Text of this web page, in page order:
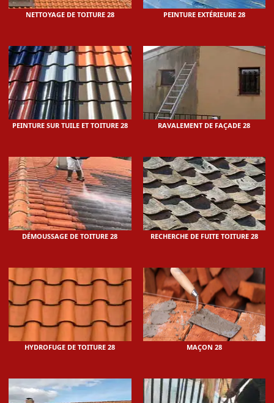
NETTOYAGE DE TOITURE 28 PEINTURE EXTÉRIEURE 28
PEINTURE SUR TUILE ET TOITURE 28 RAVALEMENT DE FAÇADE 28
DÉMOUSSAGE DE TOITURE 28 RECHERCHE DE FUITE TOITURE 28
HYDROFUGE DE TOITURE 28 MAÇON 28